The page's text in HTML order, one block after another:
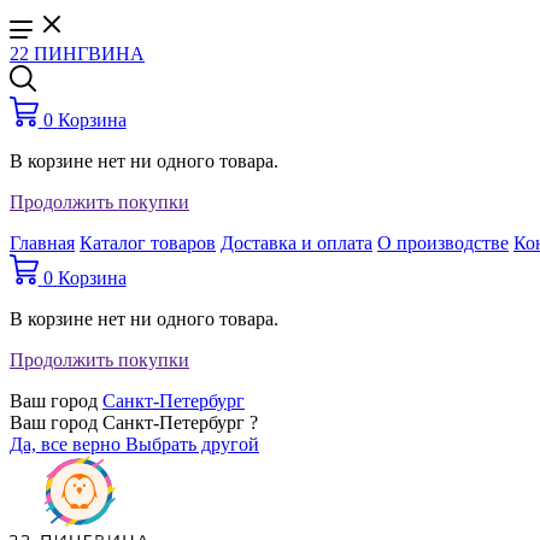
22 ПИНГВИНА
0 Корзина
В корзине нет ни одного товара.
Продолжить покупки
Главная Каталог товаров Доставка и оплата О производстве
0 Корзина
В корзине нет ни одного товара.
Продолжить покупки
Ваш город Санкт-Петербург
Ваш город Санкт-Петербург ?
Да, все верно Выбрать другой